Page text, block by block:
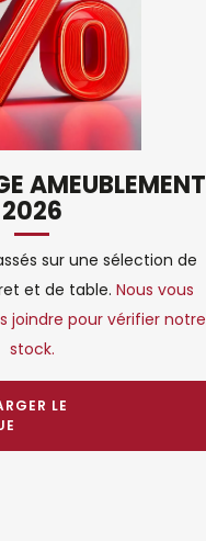
AMEUBLEMENT
2026
sur une sélection de
et de table.Nous vous
joindre pour vérifier notre
stock.
LE